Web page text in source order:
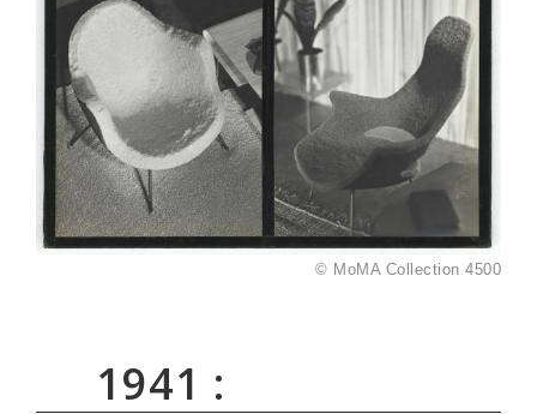
© MoMA Collection 4500
1941 :